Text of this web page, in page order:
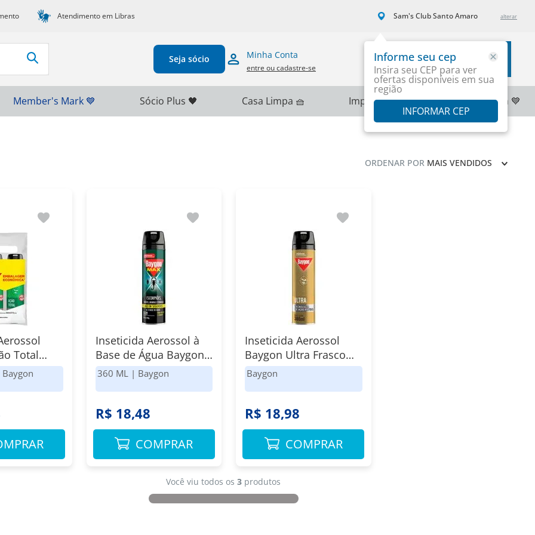
Atendimento em Libras Sam's Club Santo Amaro
Informe seu cep
Insira seu CEP para ver
ofertas disponíveis em sua
região
INFORMAR CEP
Seja sócio Minha Conta
entre ou cadastre-se
Carrinho
Member's Mark 💙 Sócio Plus 🖤 Casa Limpa 🧺 Importados 🌎 PlayStation 💙
ORDENAR POR MAIS VENDIDOS
Total
2 unidades
Baygon
Inseticida Aerossol à
Base de Água Baygon
Max Frasco 360ml
360 ML| Baygon
R$ 18,48
COMPRAR
Inseticida Aerossol
Baygon Ultra Frasco
360ml Spray
Baygon
R$ 18,98
COMPRAR
Você viu todos os 3 produtos